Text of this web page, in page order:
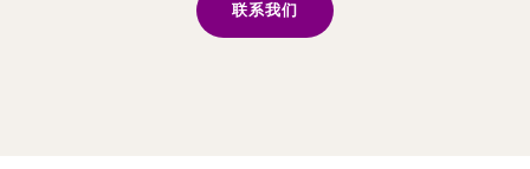
联系我们